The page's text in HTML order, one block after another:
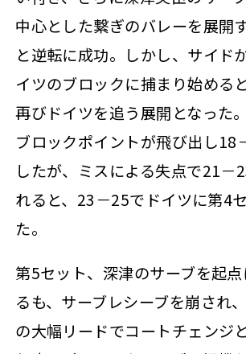
中心とした繋ぎのバレーを展開
と逆転に成功。しかし、サイド
イツのブロックに捕まり始める
再びドイツを追う展開となった
ブロックポイントが飛び出し18
したが、ミスによる失点で21－
れると、23－25でドイツに第4
た。
第5セット、深津のサーブを起
るも、サーブレシーブを崩され
の大幅リードでコートチェンジ